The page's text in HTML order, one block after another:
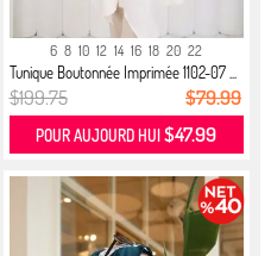
6 8 10 12 14 16 18 20 22
Tunique Boutonnée Imprimée 1102-07 ...
$199.75 $79.99
POUR AUJOURD HUI$47.99